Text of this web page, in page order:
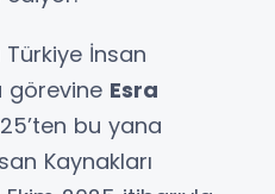
İnsan
görevine Esra
bu yana
Kaynakları